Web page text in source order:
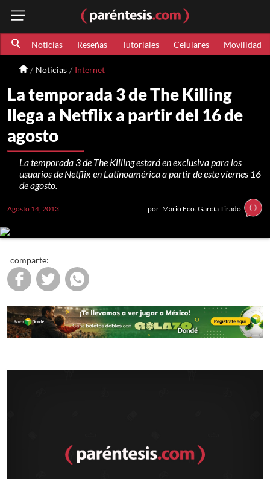
Noticias Reseñas Tutoriales Celulares Movilidad
Noticias Internet
La temporada 3 de The Killing
llega a Netflix a partir del 16 de
agosto
La temporada 3 de The Killing estará en exclusiva para los
usuarios de Netflix en Latinoamérica a partir de este viernes 16
de agosto.
Agosto 14, 2013 por: Mario Fco. García Tirado
comparte: